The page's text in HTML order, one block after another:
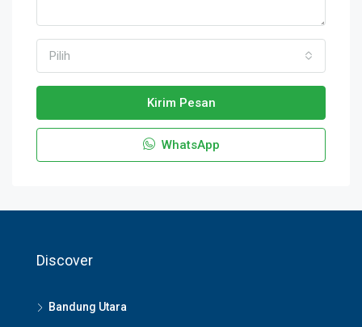
Pilih
Kirim Pesan
WhatsApp
Discover
Bandung Utara